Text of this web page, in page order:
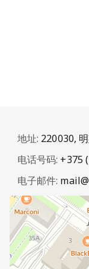
地址: 220030,
电话号码: +375
电子邮件: